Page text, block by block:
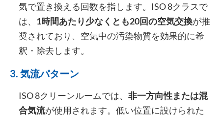
気で置き換える回数を指します。ISO 8クラスで
は、 1時間あたり少なくとも20回の空気交換が推
奨されており、空気中の汚染物質を効果的に希
釈・除去します。
3. 気流パターン
ISO 8クリーンルームでは、 非一方向性または混
合気流が使用されます。低い位置に設けられた